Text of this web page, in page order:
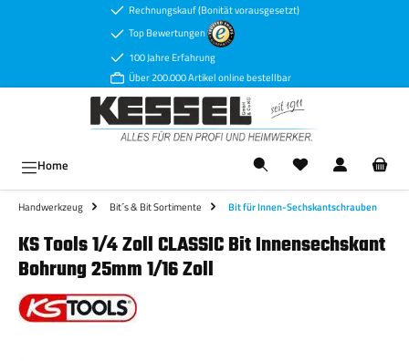
Zum Hauptinhalt springenRechnungskauf (Bonität vorausgesetzt)
Top Bewertungen
100 Jahre Erfahrung
Über 200.000 Artikel online bestellbar
Home
Handwerkzeug Bit´s & Bit Sortimente Bit für Innen-Sechskantschrauben
KS Tools 1/4 Zoll CLASSIC Bit Innensechskant
Bohrung 25mm 1/16 Zoll